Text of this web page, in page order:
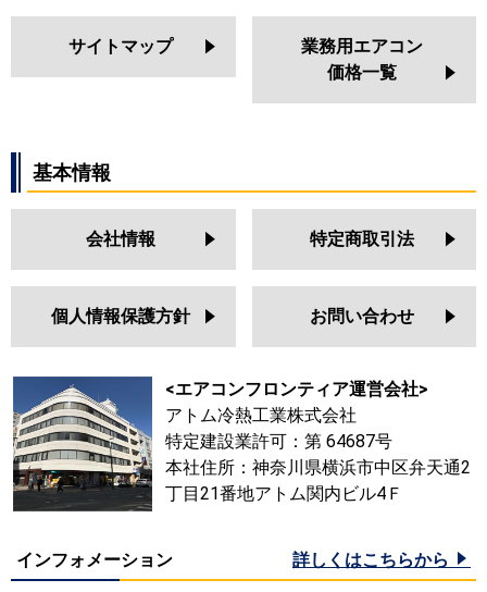
サイトマップ
業務用エアコン
価格一覧
基本情報
会社情報 特定商取引法
個人情報保護方針 お問い合わせ
<エアコンフロンティア運営会社>
アトム冷熱工業株式会社
特定建設業許可：第 64687号
本社住所：神奈川県横浜市中区弁天通2
丁目21番地アトム関内ビル4Ｆ
インフォメーション 詳しくはこちらから